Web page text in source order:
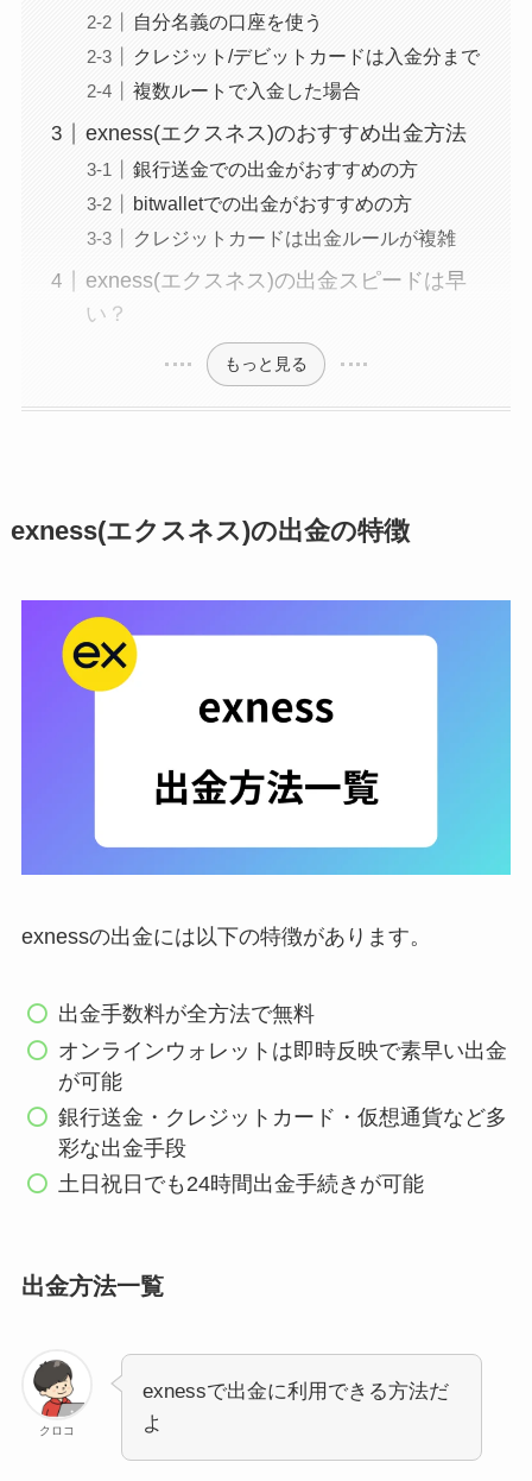
自分名義の口座を使う
クレジット/デビットカードは入金分まで
複数ルートで入金した場合
exness(エクスネス)のおすすめ出金方法
銀行送金での出金がおすすめの方
bitwalletでの出金がおすすめの方
クレジットカードは出金ルールが複雑
exness(エクスネス)の出金スピードは早
い？
もっと見る
exness(エクスネス)の出金の特徴
exnessの出金には以下の特徴があります。
出金手数料が全方法で無料
オンラインウォレットは即時反映で素早い出金
が可能
銀行送金・クレジットカード・仮想通貨など多
彩な出金手段
土日祝日でも24時間出金手続きが可能
出金方法一覧
クロコ
exnessで出金に利用できる方法だ
よ